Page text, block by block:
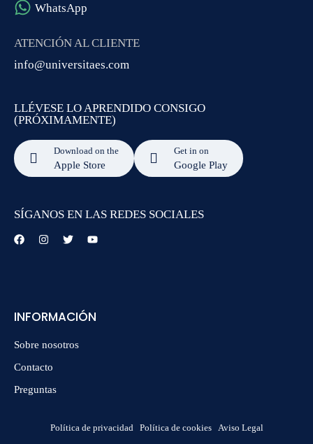
INFORMACIÓN
Sobre nosotros
Contacto
Preguntas
WhatsApp
ATENCIÓN AL CLIENTE
info@universitaes.com
LLÉVESE LO APRENDIDO CONSIGO
(PRÓXIMAMENTE)
Download on the
Apple Store
Get in on
Google Play
SÍGANOS EN LAS REDES SOCIALES
Política de privacidad Política de cookies Aviso Legal